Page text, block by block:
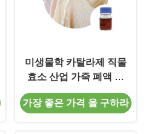
미생물학 카탈라제 직물
효소 산업 가죽 폐액 처
리
가장 좋은 가격 을 구하라